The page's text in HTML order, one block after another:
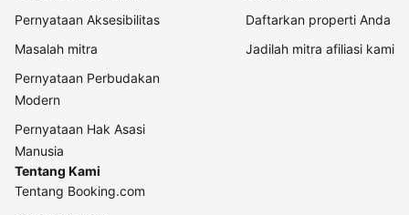
Pernyataan Aksesibilitas
Masalah mitra
Pernyataan Perbudakan
Modern
Pernyataan Hak Asasi
Manusia
Daftarkan properti Anda
Jadilah mitra afiliasi kami
Tentang Kami
Tentang Booking.com